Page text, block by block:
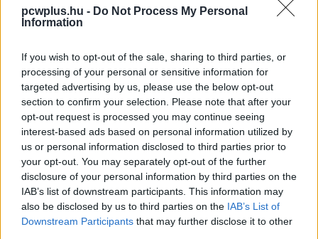
pcwplus.hu - Do Not Process My Personal
Information
If you wish to opt-out of the sale, sharing to third parties, or
processing of your personal or sensitive information for
targeted advertising by us, please use the below opt-out
section to confirm your selection. Please note that after your
opt-out request is processed you may continue seeing
interest-based ads based on personal information utilized by
us or personal information disclosed to third parties prior to
your opt-out. You may separately opt-out of the further
disclosure of your personal information by third parties on the
IAB’s list of downstream participants. This information may
also be disclosed by us to third parties on the IAB’s List of
Downstream Participants that may further disclose it to other
pontos megjelenési dátum nélkül. Ugyanakkor a cég
eddigi gyakorlata alapján várható, hogy az Ear (3)
miközben a hangminőség és az aktív zajszűrés tovább
fejlődik. Mivel az Ear (2) már igen jó fogadtatásban
részesült a prémium szegmensben, a Nothing
nyilvánvalóan nagy hangsúlyt fektet arra, hogy az új
modell még kifinomultabb felhasználói élményt
nyújtson.
Az is biztos, hogy a Nothing kommunikációjában kiemelt